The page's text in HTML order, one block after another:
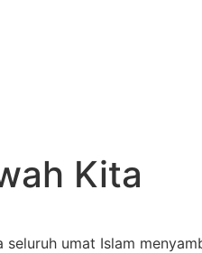
Kita
umat Islam